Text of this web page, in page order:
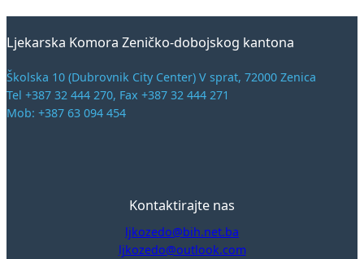
Ljekarska Komora Zeničko-dobojskog kantona
Školska 10 (Dubrovnik City Center) V sprat, 72000 Zenica
Tel +387 32 444 270, Fax +387 32 444 271
Mob: +387 63 094 454
Kontaktirajte nas
ljkozedo@bih.net.ba
ljkozedo@outlook.com